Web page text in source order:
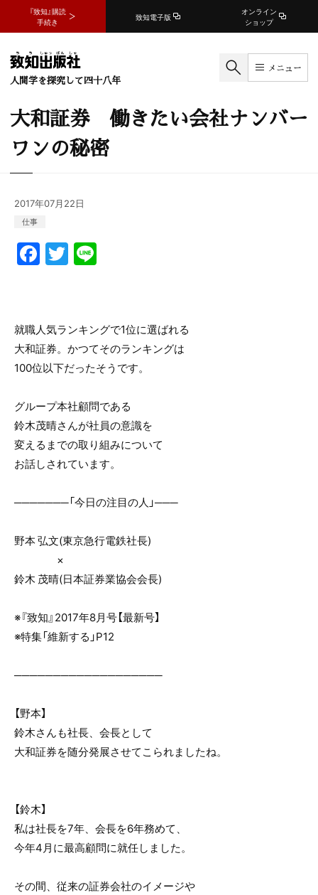
『致知』購読
手続き
致知電子版
オンライン
ショップ
人間学を探究して四十八年
メニュー
大和証券 働きたい会社ナンバー
ワンの秘密
2017年07月22日
仕事
F
a
e
b
o
k
T
w
er
就職人気ランキングで1位に選ばれる
大和証券。かつてそのランキングは
100位以下だったそうです。
グループ本社顧問である
鈴木茂晴さんが社員の意識を
変えるまでの取り組みについて
お話しされています。
───────「今日の注目の人」───
野本 弘文(東京急行電鉄社長)
×
鈴木 茂晴(日本証券業協会会長)
※『致知』2017年8月号【最新号】
※特集「維新する」P12
───────────────────
【野本】
鈴木さんも社長、会長として
大和証券を随分発展させてこられましたね。
【鈴木】
私は社長を7年、会長を6年務めて、
今年4月に最高顧問に就任しました。
その間、従来の証券会社のイメージや